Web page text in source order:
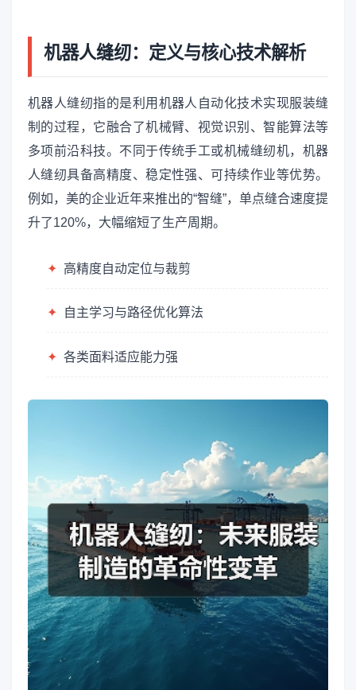
机器人缝纫：定义与核心技术解析
机器人缝纫指的是利用机器人自动化技术实现服装缝
制的过程，它融合了机械臂、视觉识别、智能算法等
多项前沿科技。不同于传统手工或机械缝纫机，机器
人缝纫具备高精度、稳定性强、可持续作业等优势。
例如，美的企业近年来推出的“智缝”，单点缝合速度提
升了120%，大幅缩短了生产周期。
✦ 高精度自动定位与裁剪
✦ 自主学习与路径优化算法
✦ 各类面料适应能力强